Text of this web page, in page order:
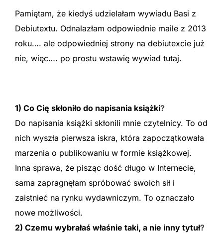
Pamiętam, że kiedyś udzielałam wywiadu Basi z
Debiutextu. Odnalazłam odpowiednie maile z 2013
roku…. ale odpowiedniej strony na debiutexcie już
nie, więc…. po prostu wstawię wywiad tutaj.
1) Co Cię skłoniło do napisania książki?
Do napisania książki skłonili mnie czytelnicy. To od
nich wyszła pierwsza iskra, która zapoczątkowała
marzenia o publikowaniu w formie książkowej.
Inna sprawa, że pisząc dość długo w Internecie,
sama zapragnęłam spróbować swoich sił i
zaistnieć na rynku wydawniczym. To oznaczało
nowe możliwości.
2) Czemu wybrałaś właśnie taki, a nie inny tytuł?